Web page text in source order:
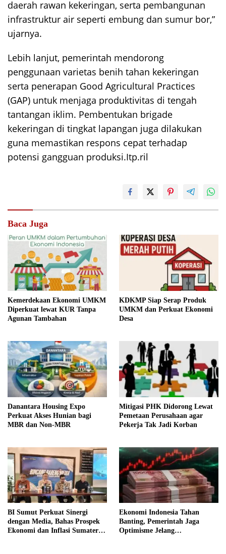
daerah rawan kekeringan, serta pembangunan
infrastruktur air seperti embung dan sumur bor,”
ujarnya.
Lebih lanjut, pemerintah mendorong
penggunaan varietas benih tahan kekeringan
serta penerapan Good Agricultural Practices
(GAP) untuk menjaga produktivitas di tengah
tantangan iklim. Pembentukan brigade
kekeringan di tingkat lapangan juga dilakukan
guna memastikan respons cepat terhadap
potensi gangguan produksi.Itp.ril
Baca Juga
Kemerdekaan Ekonomi UMKM
Diperkuat lewat KUR Tanpa
Agunan Tambahan
KDKMP Siap Serap Produk
UMKM dan Perkuat Ekonomi
Desa
Danantara Housing Expo
Perkuat Akses Hunian bagi
MBR dan Non-MBR
Mitigasi PHK Didorong Lewat
Pemetaan Perusahaan agar
Pekerja Tak Jadi Korban
BI Sumut Perkuat Sinergi
dengan Media, Bahas Prospek
Ekonomi dan Inflasi Sumatera
Ekonomi Indonesia Tahan
Banting, Pemerintah Jaga
Optimisme Jelang